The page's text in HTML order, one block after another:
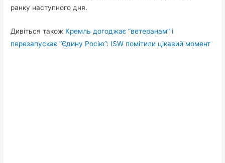
ранку наступного дня.
Дивіться також Кремль догоджає “ветеранам” і
перезапускає “Єдину Росію”: ISW помітили цікавий момент